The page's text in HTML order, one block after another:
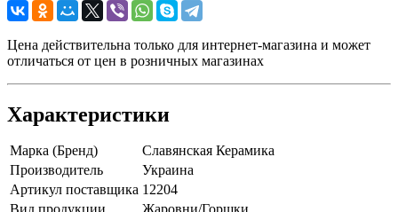
Цена действительна только для интернет-магазина и может
отличаться от цен в розничных магазинах
Характеристики
Марка (Бренд)
Славянская Керамика
Производитель
Украина
Артикул поставщика 12204
Вид продукции
Жаровни/Горшки